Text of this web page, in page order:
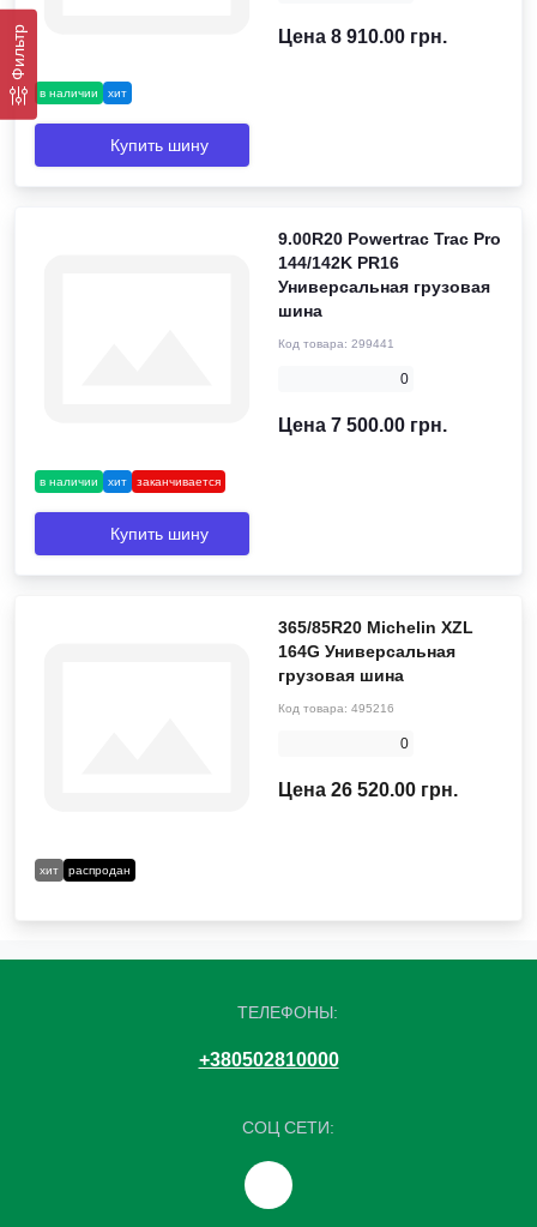
Фильтр
в наличии хит
Цена 8 910.00 грн.
Купить шину
в наличии хит заканчивается
9.00R20 Powertrac Trac Pro
144/142K PR16
Универсальная грузовая
шина
Код товара: 299441
0
Цена 7 500.00 грн.
Купить шину
хит распродан
365/85R20 Michelin XZL
164G Универсальная
грузовая шина
Код товара: 495216
0
Цена 26 520.00 грн.
ТЕЛЕФОНЫ:
+380502810000
СОЦ СЕТИ: